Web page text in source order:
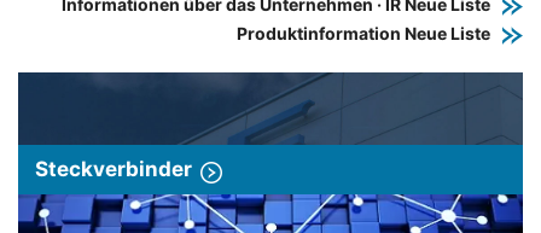
Produktinformation Neue Liste
Steckverbinder